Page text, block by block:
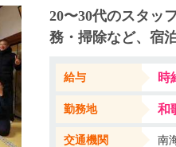
も参加可能です。
20〜30代のスタッ
務・掃除など、宿
給与
勤務地 和
交通機関 南